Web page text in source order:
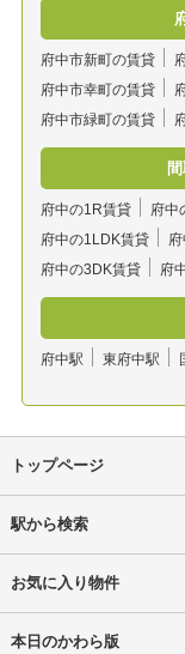
府中市新町の賃貸
府中市幸町の賃貸
府中市緑町の賃貸
府中の1R賃貸 府中
府中の1LDK賃貸
府中の3DK賃貸
府
府中駅 東府中駅
トップページ
駅から検索
お気に入り物件
本日のかわら版